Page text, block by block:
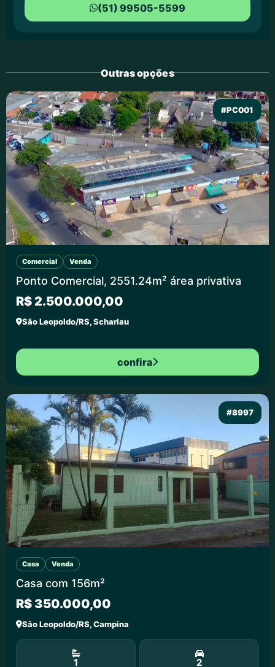
(51) 99505-5599
Outras opções
#PC001
Comercial Venda
Ponto Comercial, 2551.24m² área privativa
R$ 2.500.000,00
São Leopoldo/RS, Scharlau
confira
#8997
Casa Venda
Casa com 156m²
R$ 350.000,00
São Leopoldo/RS, Campina
1 2